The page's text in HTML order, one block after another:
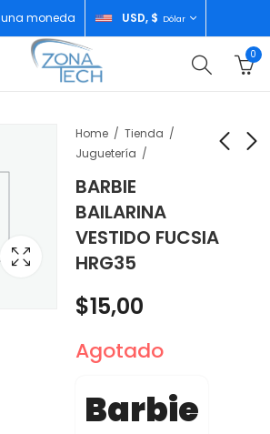
moneda USD, $ Dólar
0
Home
Tienda
Juguetería
BARBIE
BAILARINA
VESTIDO FUCSIA
HRG35
VESTIDO MORADO
HRG36
$15,99
VESTIDO ROSADO
HRG34
$15,99
$15,00
Agotado
Barbie